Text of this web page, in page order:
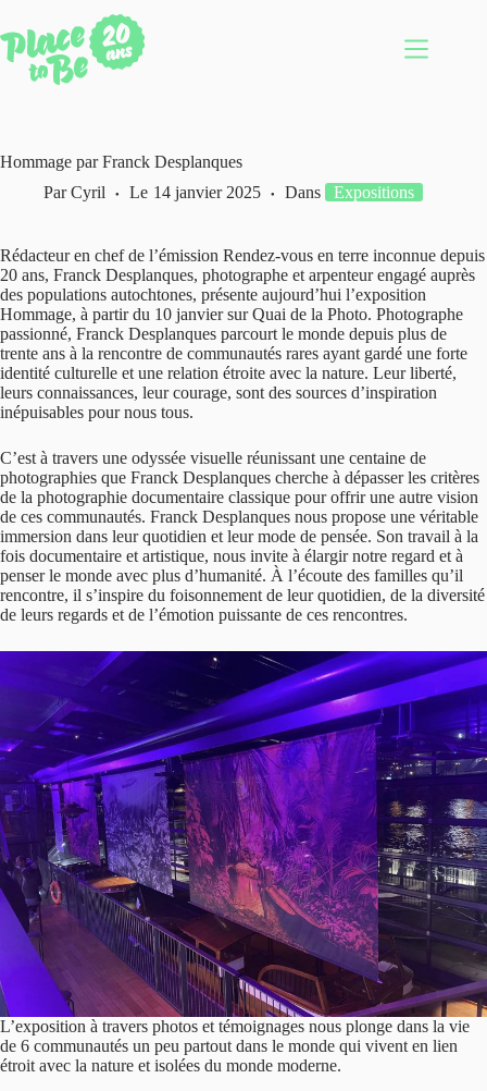
au
contenu
Hommage par Franck Desplanques
Par Cyril Le 14 janvier 2025 Dans Expositions
Rédacteur en chef de l’émission Rendez-vous en terre inconnue depuis
20 ans, Franck Desplanques, photographe et arpenteur engagé auprès
des populations autochtones, présente aujourd’hui l’exposition
Hommage, à partir du 10 janvier sur Quai de la Photo. Photographe
passionné, Franck Desplanques parcourt le monde depuis plus de
trente ans à la rencontre de communautés rares ayant gardé une forte
identité culturelle et une relation étroite avec la nature. Leur liberté,
leurs connaissances, leur courage, sont des sources d’inspiration
inépuisables pour nous tous.
C’est à travers une odyssée visuelle réunissant une centaine de
photographies que Franck Desplanques cherche à dépasser les critères
de la photographie documentaire classique pour offrir une autre vision
de ces communautés. Franck Desplanques nous propose une véritable
immersion dans leur quotidien et leur mode de pensée. Son travail à la
fois documentaire et artistique, nous invite à élargir notre regard et à
penser le monde avec plus d’humanité. À l’écoute des familles qu’il
rencontre, il s’inspire du foisonnement de leur quotidien, de la diversité
de leurs regards et de l’émotion puissante de ces rencontres.
L’exposition à travers photos et témoignages nous plonge dans la vie
de 6 communautés un peu partout dans le monde qui vivent en lien
étroit avec la nature et isolées du monde moderne.